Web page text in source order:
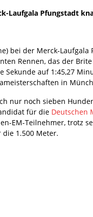
Laufgala Pfungstadt
bei der Merck-Laufgala
Rennen, das der
Sekunde auf 1:45,27
in
nur noch sieben
für die Deutschen
EM-Teilnehmer, trotz
1.500 Meter.